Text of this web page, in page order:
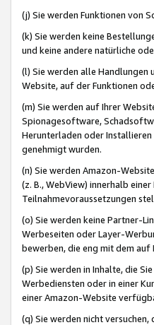
(j) Sie werden Funktionen von
(k) Sie werden keine
und keine andere natürliche
(l) Sie werden alle Handlungen
Website, auf der Funktionen
(m) Sie werden auf Ihrer
Spionagesoftware,
Herunterladen oder
genehmigt wurden.
(n) Sie werden Amazon-
(z. B., WebView) innerhalb
Teilnahmevoraussetzungen
(o) Sie werden keine Partner-
Werbeseiten oder Layer-
bewerben, die eng mit dem auf
(p) Sie werden in Inhalte, die
Werbediensten oder in einer
einer Amazon-Website
(q) Sie werden nicht versuchen,